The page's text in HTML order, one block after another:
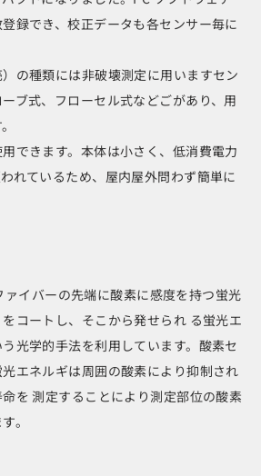
録でき、校正データも各センサー毎に
の種類には非破壊測定に用いますセン
ブ式、フローセル式などごがあり、用
できます。本体は小さく、低消費電力
れているため、屋内屋外問わず簡単に
イバーの先端に酸素に感度を持つ蛍光
コートし、そこから発せられ る蛍光エ
光学的手法を利用しています。酸素セ
エネルギは周囲の酸素により抑制され
を 測定することにより測定部位の酸素
。